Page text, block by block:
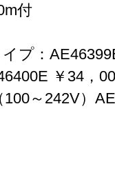
付
プ：
￥34，
～242V）